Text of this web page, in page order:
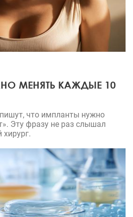
МЕНЯТЬ КАЖДЫЕ 10
что импланты нужно
Эту фразу не раз слышал